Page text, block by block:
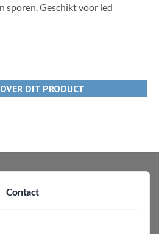
sporen. Geschikt voor led
DIT PRODUCT
Contact